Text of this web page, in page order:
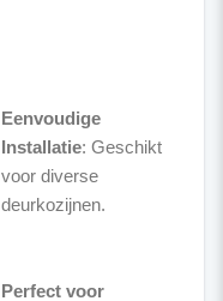
Eenvoudige
Installatie: Geschikt
voor diverse
deurkozijnen.
Perfect voor